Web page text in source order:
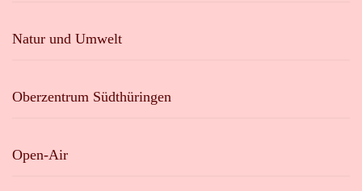
Natur und Umwelt
Oberzentrum Südthüringen
Open-Air